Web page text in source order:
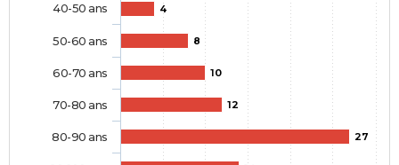
4
8
10
12
27
40-50 ans
50-60 ans
60-70 ans
70-80 ans
80-90 ans